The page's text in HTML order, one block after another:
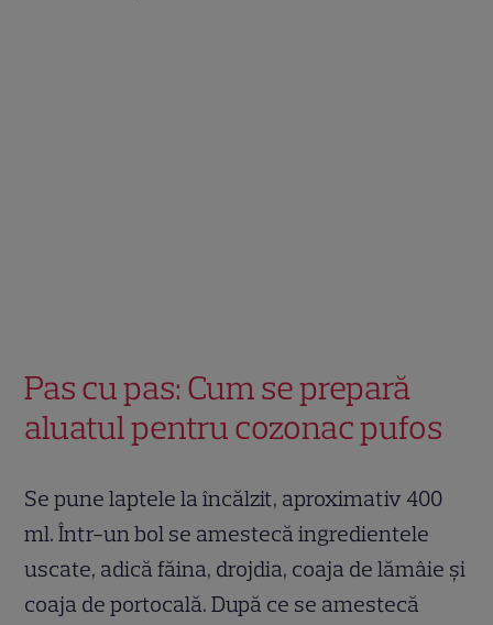
Pas cu pas: Cum se prepară
aluatul pentru cozonac pufos
Se pune laptele la încălzit, aproximativ 400
ml. Într-un bol se amestecă ingredientele
uscate, adică făina, drojdia, coaja de lămâie și
coaja de portocală. După ce se amestecă